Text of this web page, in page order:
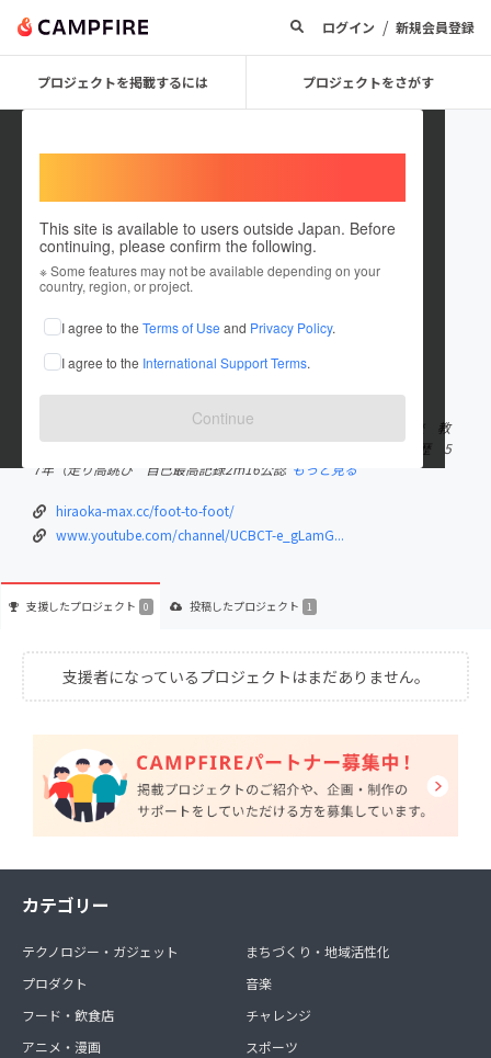
ログイン / 新規会員登録
プロジェクトを掲載するには プロジェクトをさがす
This site is available to users outside Japan. Before
continuing, please confirm the following.
※ Some features may not be available depending on your
country, region, or project.
I agree to the Terms of Use and Privacy Policy.
I agree to the International Support Terms.
Continue
hiraoka_max
これまでに1件のプロジェクトを投稿しています
在住国：日本 現在地：未設定
出身国：日本 出身地：未設定
平岡 令孝（ひらおか よしたか） 中学、高校、看護・鍼灸専門学校 教
論8年 プロ・アマ スポーツトレーニング指導歴 49年 陸上競技歴 5
7年（走り高跳び 自己最高記録2m16公認 もっと見る
hiraoka-max.cc/foot-to-foot/
www.youtube.com/channel/UCBCT-e_gLamG...
支援したプロジェクト 0 投稿したプロジェクト 1
支援者になっているプロジェクトはまだありません。
カテゴリー
テクノロジー・ガジェット
プロダクト
フード・飲食店
アニメ・漫画
まちづくり・地域活性化
音楽
チャレンジ
スポーツ